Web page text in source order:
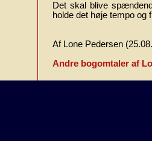
Det skal blive
holde det høje tempo og
Af Lone Pedersen
Andre bogomtaler af